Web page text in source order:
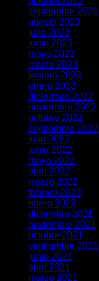
septiembre 2023
agosto 2023
julio 2023
junio 2023
mayo 2023
marzo 2023
febrero 2023
enero 2023
diciembre 2022
noviembre 2022
octubre 2022
septiembre 2022
julio 2022
junio 2022
mayo 2022
abril 2022
marzo 2022
febrero 2022
enero 2022
diciembre 2021
noviembre 2021
octubre 2021
septiembre 2021
junio 2021
abril 2021
marzo 2021